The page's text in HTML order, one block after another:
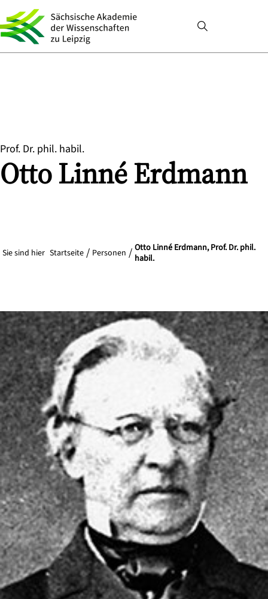
Prof. Dr. phil. habil.
Otto LinnéErdmann
Sie sind hier Startseite Personen
Otto Linné Erdmann, Prof. Dr. phil.
habil.